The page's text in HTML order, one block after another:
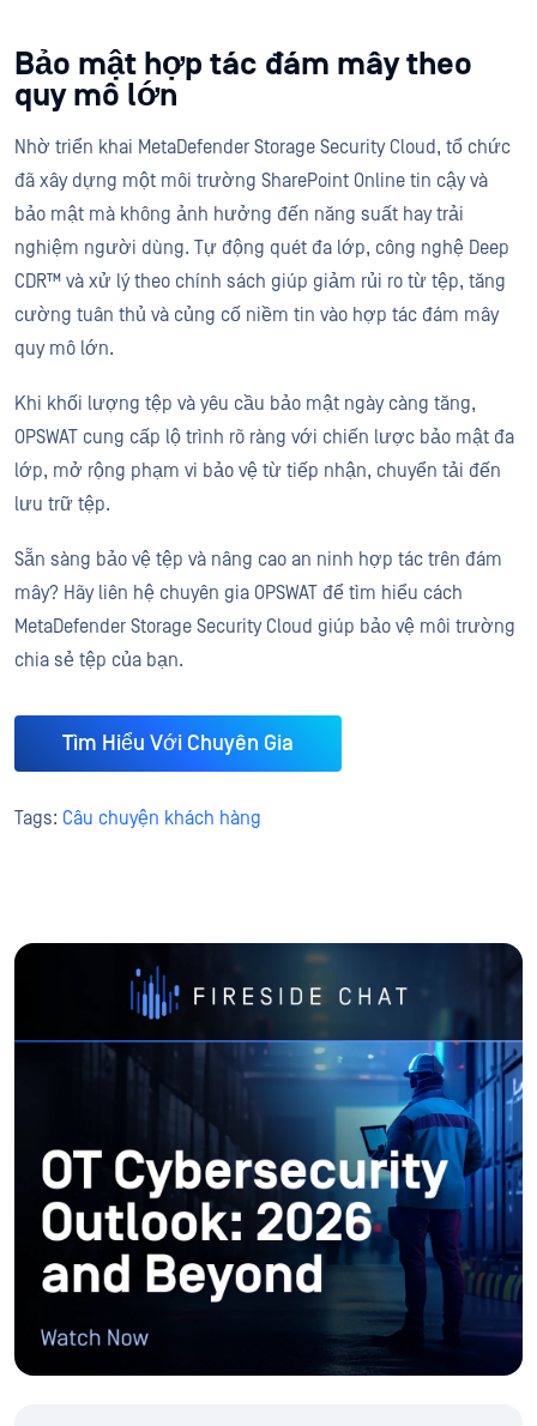
Bảo mật hợp tác đám mây theo
quy mô lớn
Nhờ triển khai MetaDefender Storage Security Cloud, tổ chức
đã xây dựng một môi trường SharePoint Online tin cậy và
bảo mật mà không ảnh hưởng đến năng suất hay trải
nghiệm người dùng. Tự động quét đa lớp, công nghệ Deep
CDR™ và xử lý theo chính sách giúp giảm rủi ro từ tệp, tăng
cường tuân thủ và củng cố niềm tin vào hợp tác đám mây
quy mô lớn.
Khi khối lượng tệp và yêu cầu bảo mật ngày càng tăng,
OPSWAT cung cấp lộ trình rõ ràng với chiến lược bảo mật đa
lớp, mở rộng phạm vi bảo vệ từ tiếp nhận, chuyển tải đến
lưu trữ tệp.
Sẵn sàng bảo vệ tệp và nâng cao an ninh hợp tác trên đám
mây? Hãy liên hệ chuyên gia OPSWAT để tìm hiểu cách
MetaDefender Storage Security Cloud giúp bảo vệ môi trường
chia sẻ tệp của bạn.
Tìm Hiểu Với Chuyên Gia
Tags: Câu chuyện khách hàng